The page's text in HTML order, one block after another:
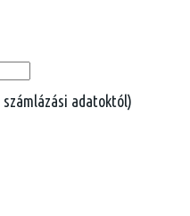
adatoktól)